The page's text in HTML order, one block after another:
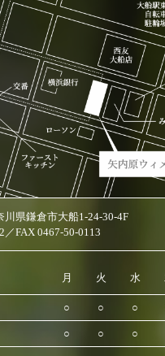
県鎌倉市大船1-24-30-4F
／FAX 0467-50-0113
月 火 水
○ ○ ○
○ ○ ○